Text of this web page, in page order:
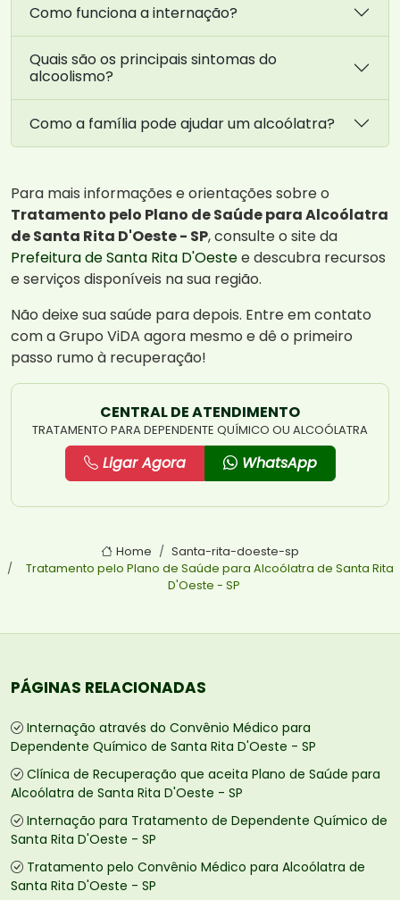
Como funciona a internação?
Quais são os principais sintomas do
alcoolismo?
Como a família pode ajudar um alcoólatra?
Para mais informações e orientações sobre o
Tratamento pelo Plano de Saúde para Alcoólatra
de Santa Rita D'Oeste - SP, consulte o site da
Prefeitura de Santa Rita D'Oestee descubra recursos
e serviços disponíveis na sua região.
Não deixe sua saúde para depois. Entre em contato
com a Grupo ViDA agora mesmo e dê o primeiro
passo rumo à recuperação!
CENTRAL DE ATENDIMENTO
TRATAMENTO PARA DEPENDENTE QUÍMICO OU ALCOÓLATRA
Ligar Agora WhatsApp
Home
Santa-rita-doeste-sp
Tratamento pelo Plano de Saúde para Alcoólatra de Santa Rita
D'Oeste - SP
PÁGINAS RELACIONADAS
Internação através do Convênio Médico para
Dependente Químico de Santa Rita D'Oeste - SP
Clínica de Recuperação que aceita Plano de Saúde para
Alcoólatra de Santa Rita D'Oeste - SP
Internação para Tratamento de Dependente Químico de
Santa Rita D'Oeste - SP
Tratamento pelo Convênio Médico para Alcoólatra de
Santa Rita D'Oeste - SP